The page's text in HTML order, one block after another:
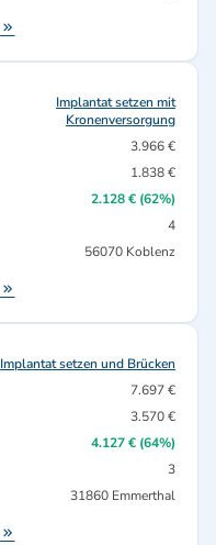
Implantat setzen mit
Kronenversorgung
3.966 €
1.838 €
2.128 € (62%)
4
56070 Koblenz
Implantat setzen und Brücken
7.697 €
3.570 €
4.127 € (64%)
3
31860 Emmerthal